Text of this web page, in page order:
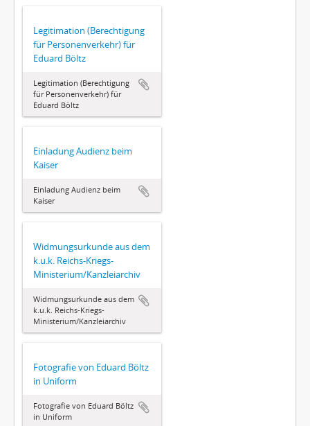
Legitimation (Berechtigung
für Personenverkehr) für
Eduard Böltz
Legitimation (Berechtigung
für Personenverkehr) für
Eduard Böltz
Einladung Audienz beim
Kaiser
Einladung Audienz beim
Kaiser
Widmungsurkunde aus dem
k.u.k. Reichs-Kriegs-
Ministerium/Kanzleiarchiv
Widmungsurkunde aus dem
k.u.k. Reichs-Kriegs-
Ministerium/Kanzleiarchiv
Fotografie von Eduard Böltz
in Uniform
Fotografie von Eduard Böltz
in Uniform